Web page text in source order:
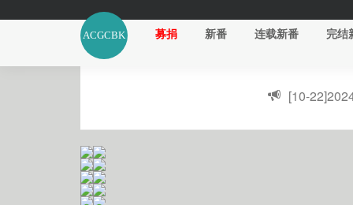
募捐 新番 连载新番 完结
[10-22]